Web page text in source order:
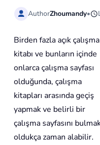
AuthorZhoumandy•
Birden fazla açık çalışma
kitabı ve bunların içinde
onlarca çalışma sayfası
olduğunda, çalışma
kitapları arasında geçiş
yapmak ve belirli bir
çalışma sayfasını
oldukça zaman alabilir.